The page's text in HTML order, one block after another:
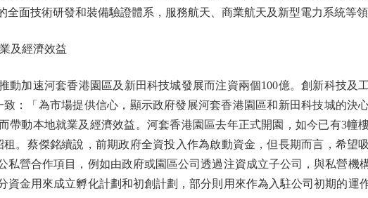
面技術研發和裝備驗證體系，服務航天、商業航天及新型電力系統等領
及經濟效益
加速河套香港園區及新田科技城發展而注資兩個100億。創新科技及
：「為市場提供信心，顯示政府發展河套香港園區和新田科技城的決
帶動本地就業及經濟效益。河套香港園區去年正式開園，如今已有3幢
。蔡傑銘續說，前期政府全資投入作為啟動資金，但長期而言，希望
私營合作項目，例如由政府或園區公司透過注資成立子公司，與私營機
資金用來成立孵化計劃和初創計劃，部分則用來作為入駐公司初期的運